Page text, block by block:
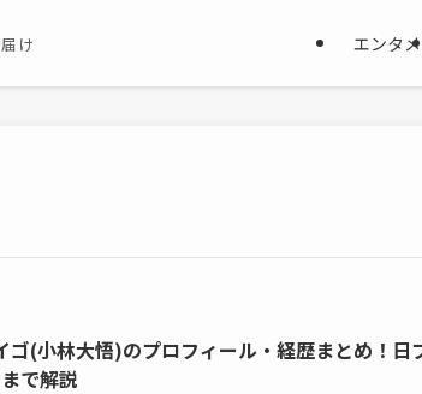
け エンタメ
ゴ(小林大悟)のプロフィール・経歴まとめ！日
で解説